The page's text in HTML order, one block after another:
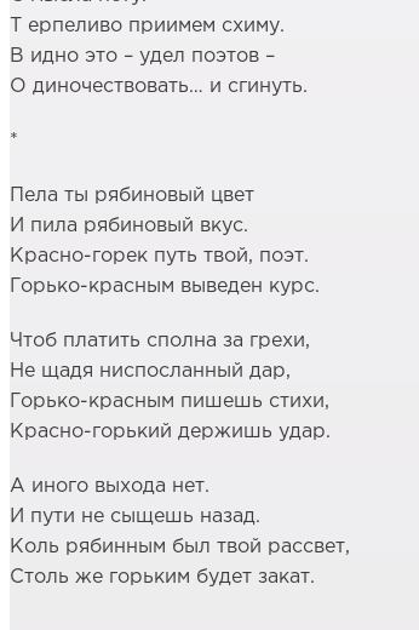
Т ерпеливо приимем схиму.
В идно это – удел поэтов –
О диночествовать… и сгинуть.
*
Пела ты рябиновый цвет
И пила рябиновый вкус.
Красно-горек путь твой, поэт.
Горько-красным выведен курс.
Чтоб платить сполна за грехи,
Не щадя ниспосланный дар,
Горько-красным пишешь стихи,
Красно-горький держишь удар.
А иного выхода нет.
И пути не сыщешь назад.
Коль рябинным был твой рассвет,
Столь же горьким будет закат.